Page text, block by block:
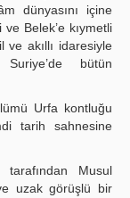
dünyasını içine
Belek’e kıymetli
akıllı idaresiyle
bütün
Urfa kontluğu
tarih sahnesine
tarafından Musul
uzak görüşlü bir